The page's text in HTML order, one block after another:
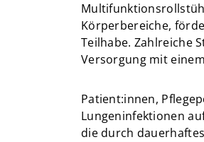
Körperbereiche,
Teilhabe. Zahlreiche
Versorgung mit
Patient:innen,
Lungeninfektionen
die durch